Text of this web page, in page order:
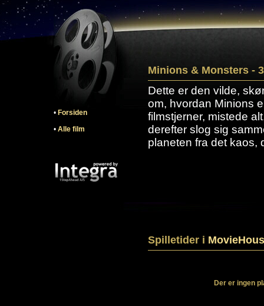
• Forsiden
• Alle film
Minions & Monsters -
Dette er den vilde,
om, hvordan Minions
filmstjerner, mistede
derefter slog sig
planeten fra det kaos,
Spilletider i
Der er ingen